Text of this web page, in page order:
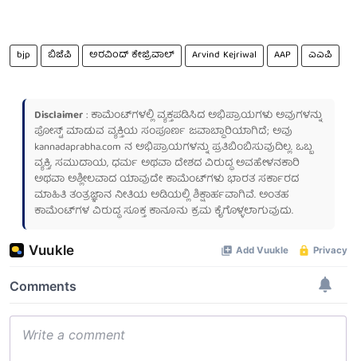
bjp ಬಿಜೆಪಿ ಅರವಿಂದ್ ಕೇಜ್ರಿವಾಲ್ Arvind Kejriwal AAP ಎಎಪಿ
Disclaimer: ಕಾಮೆಂಟ್‌ಗಳಲ್ಲಿ ವ್ಯಕ್ತಪಡಿಸಿದ ಅಭಿಪ್ರಾಯಗಳು ಅವುಗಳನ್ನು
ಪೋಸ್ಟ್ ಮಾಡುವ ವ್ಯಕ್ತಿಯ ಸಂಪೂರ್ಣ ಜವಾಬ್ದಾರಿಯಾಗಿದೆ; ಅವು
kannadaprabha.com ನ ಅಭಿಪ್ರಾಯಗಳನ್ನು ಪ್ರತಿಬಿಂಬಿಸುವುದಿಲ್ಲ. ಒಬ್ಬ
ವ್ಯಕ್ತಿ, ಸಮುದಾಯ, ಧರ್ಮ ಅಥವಾ ದೇಶದ ವಿರುದ್ಧ ಅವಹೇಳನಕಾರಿ
ಅಥವಾ ಅಶ್ಲೀಲವಾದ ಯಾವುದೇ ಕಾಮೆಂಟ್‌ಗಳು ಭಾರತ ಸರ್ಕಾರದ
ಮಾಹಿತಿ ತಂತ್ರಜ್ಞಾನ ನೀತಿಯ ಅಡಿಯಲ್ಲಿ ಶಿಕ್ಷಾರ್ಹವಾಗಿವೆ. ಅಂತಹ
ಕಾಮೆಂಟ್‌ಗಳ ವಿರುದ್ಧ ಸೂಕ್ತ ಕಾನೂನು ಕ್ರಮ ಕೈಗೊಳ್ಳಲಾಗುವುದು.